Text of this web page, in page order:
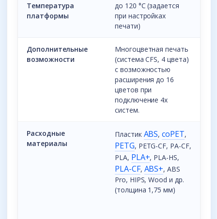
Температура
платформы
до 120 °С (задается
при настройках
печати)
Дополнительные
возможности
Многоцветная печать
(система CFS, 4 цвета)
с возможностью
расширения до 16
цветов при
подключение 4х
систем.
Расходные
материалы
Пластик ABS,coPET,
PETG, PETG-CF, PA-CF,
PLA, PLA+, PLA-HS,
PLA-CF, ABS+, ABS
Pro, HIPS, Wood и др.
(толщина 1,75 мм)